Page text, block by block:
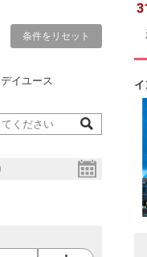
条件をリセット
イユース